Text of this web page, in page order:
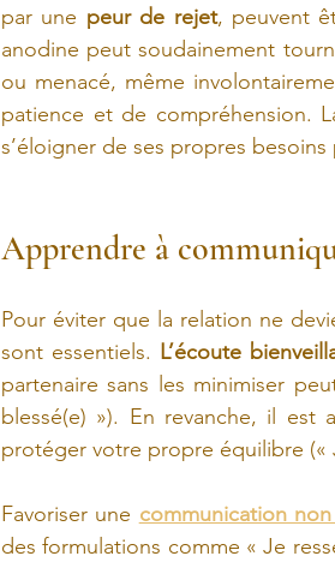
par une peur de rejet, peuvent
anodine peut soudainement
ou menacé, même
patience et de compréhension.
s’éloigner de ses propres
Apprendre à
Pour éviter que la relation ne
sont essentiels. L’écoute
partenaire sans les minimiser
blessé(e) »). En revanche, il est
protéger votre propre équilibre («
Favoriser une communication
des formulations comme « Je